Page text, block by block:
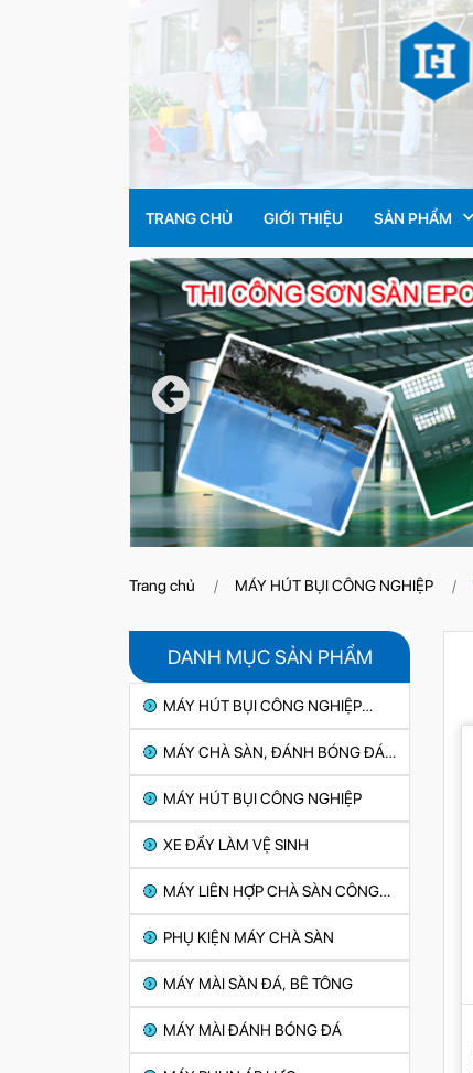
TRANG CHỦ GIỚI THIỆU SẢN PHẨM
Trang chủ MÁY HÚT BỤI CÔNG NGHIỆP
DANH MỤC SẢN PHẨM
MÁY HÚT BỤI CÔNG NGHIỆP
CHUYÊN DỤNG
MÁY CHÀ SÀN, ĐÁNH BÓNG ĐÁ,
BÊ TÔNG
MÁY HÚT BỤI CÔNG NGHIỆP
XE ĐẨY LÀM VỆ SINH
MÁY LIÊN HỢP CHÀ SÀN CÔNG
NGHIỆP
PHỤ KIỆN MÁY CHÀ SÀN
MÁY MÀI SÀN ĐÁ, BÊ TÔNG
MÁY MÀI ĐÁNH BÓNG ĐÁ